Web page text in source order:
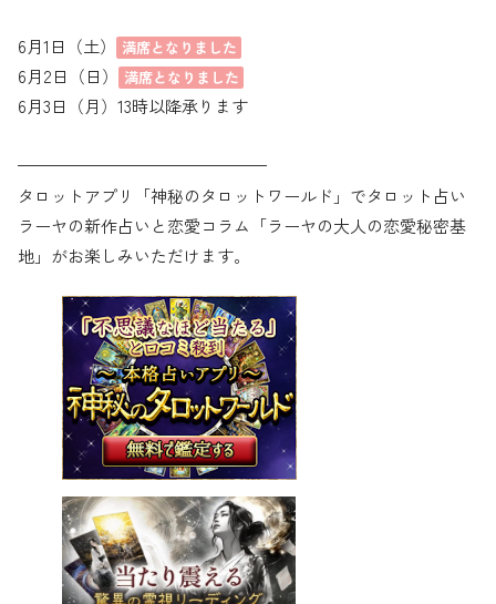
6月1日（土） 満席となりました
6月2日（日） 満席となりました
6月3日（月）13時以降承ります
———————————————
タロットアプリ「神秘のタロットワールド」でタロット占い
ラーヤの新作占いと恋愛コラム「ラーヤの大人の恋愛秘密基
地」がお楽しみいただけます。